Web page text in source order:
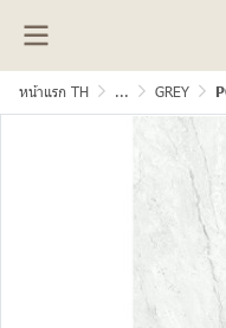
หน้าแรก TH ... GREY